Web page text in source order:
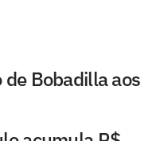
Bobadilla aos